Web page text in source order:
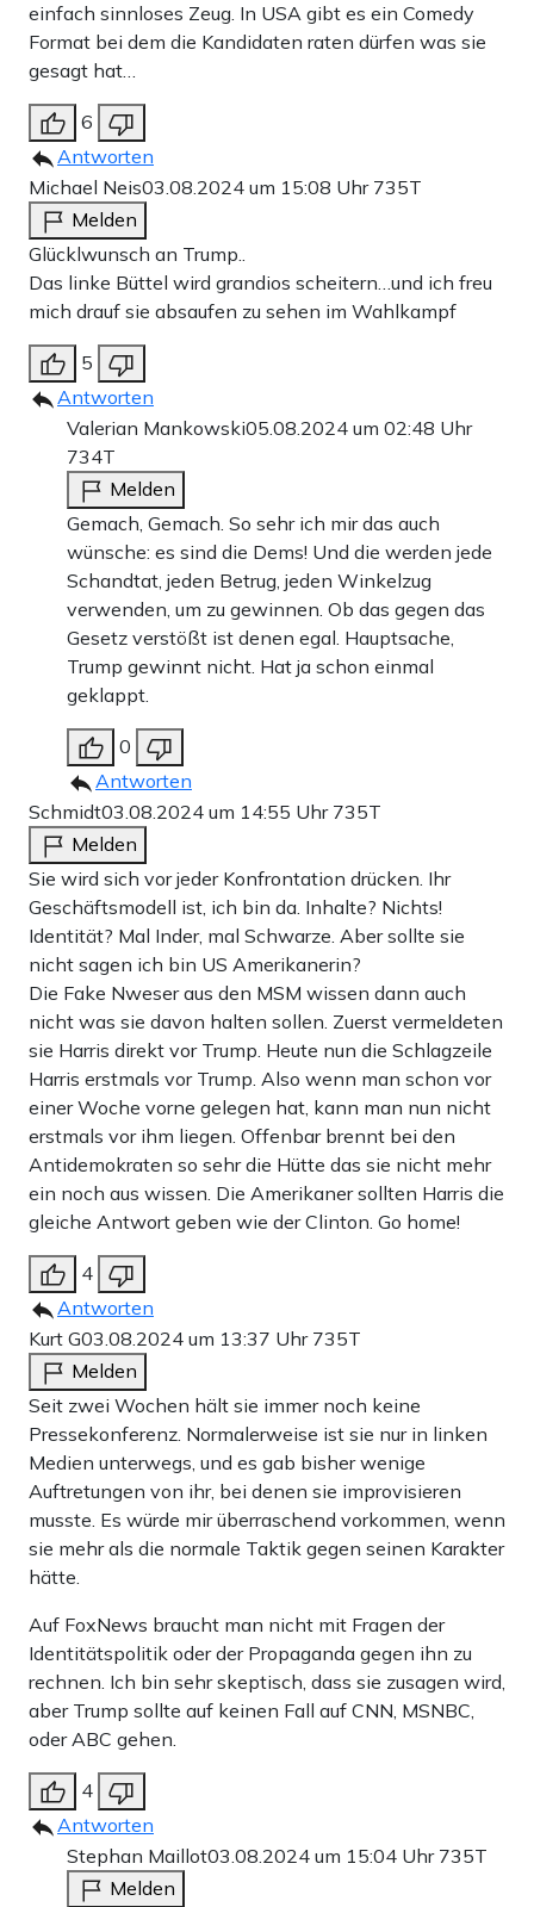
einfach sinnloses Zeug. In USA gibt es ein Comedy
Format bei dem die Kandidaten raten dürfen was sie
gesagt hat…
6
Antworten
Michael Neis03.08.2024 um 15:08 Uhr 735T
Melden
Glücklwunsch an Trump..
Das linke Büttel wird grandios scheitern…und ich freu
mich drauf sie absaufen zu sehen im Wahlkampf
5
Antworten
Valerian Mankowski05.08.2024 um 02:48 Uhr
734T
Melden
Gemach, Gemach. So sehr ich mir das auch
wünsche: es sind die Dems! Und die werden jede
Schandtat, jeden Betrug, jeden Winkelzug
verwenden, um zu gewinnen. Ob das gegen das
Gesetz verstößt ist denen egal. Hauptsache,
Trump gewinnt nicht. Hat ja schon einmal
geklappt.
0
Antworten
Schmidt03.08.2024 um 14:55 Uhr 735T
Melden
Sie wird sich vor jeder Konfrontation drücken. Ihr
Geschäftsmodell ist, ich bin da. Inhalte? Nichts!
Identität? Mal Inder, mal Schwarze. Aber sollte sie
nicht sagen ich bin US Amerikanerin?
Die Fake Nweser aus den MSM wissen dann auch
nicht was sie davon halten sollen. Zuerst vermeldeten
sie Harris direkt vor Trump. Heute nun die Schlagzeile
Harris erstmals vor Trump. Also wenn man schon vor
einer Woche vorne gelegen hat, kann man nun nicht
erstmals vor ihm liegen. Offenbar brennt bei den
Antidemokraten so sehr die Hütte das sie nicht mehr
ein noch aus wissen. Die Amerikaner sollten Harris die
gleiche Antwort geben wie der Clinton. Go home!
4
Antworten
Kurt G03.08.2024 um 13:37 Uhr 735T
Melden
Seit zwei Wochen hält sie immer noch keine
Pressekonferenz. Normalerweise ist sie nur in linken
Medien unterwegs, und es gab bisher wenige
Auftretungen von ihr, bei denen sie improvisieren
musste. Es würde mir überraschend vorkommen, wenn
sie mehr als die normale Taktik gegen seinen Karakter
hätte.
Auf FoxNews braucht man nicht mit Fragen der
Identitätspolitik oder der Propaganda gegen ihn zu
rechnen. Ich bin sehr skeptisch, dass sie zusagen wird,
aber Trump sollte auf keinen Fall auf CNN, MSNBC,
oder ABC gehen.
4
Antworten
Stephan Maillot03.08.2024 um 15:04 Uhr 735T
Melden